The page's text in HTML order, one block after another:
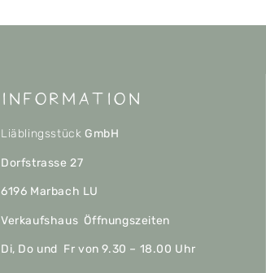
Information
Liäblingsstück GmbH
Dorfstrasse 27
6196 Marbach LU
Verkaufshaus Öffnungszeiten
Di, Do und Fr von 9.30 – 18.00 Uhr